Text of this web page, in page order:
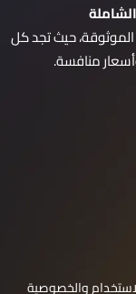
الموثوقة، حيث تجد كل
منافسة.
والخصوصية